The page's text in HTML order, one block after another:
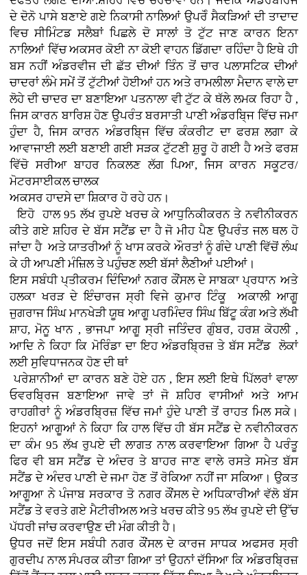
ਦੇ ਦੋਨੋ ਪਾਸੇ ਬਣਾਏ ਗਏ ਨਿਕਾਸੀ ਨਾਲਿਆਂ ਉਪਰੋੰ ਸੈਕੜਿਆਂ ਦੀ ਤਾਦਾਦ
ਵਿਚ ਸੀਮਿੰਟਡ ਸਲੈਬਾਂ ਪਿਛਲੇ ਦੋ ਸਾਲਾਂ ਤੋ ਟੁੱਟ ਜਾਣ ਕਾਰਨ ਇਨਾ
ਨਾਲਿਆਂ ਵਿੱਚ ਅਕਸਰ ਕੋਈ ਨਾ ਕੋਈ ਵਾਹਨ ਡਿੱਗਦਾ ਰਹਿੰਦਾ ਹੈ ਇਥੇ ਹੀ
ਬਸ ਨਹੀਂ ਅੰਡਰਵੀਜ ਦੀ ਛੱਤ ਦੀਆਂ ਤਿੰਨ ਤੋਂ ਚਾਰ ਪਲਾਸਟਿਕ ਦੀਆਂ
ਚਾਦਰਾਂ ਲੰਮੇ ਸਮੇਂ ਤੋਂ ਟੁੱਟੀਆਂ ਹੋਈਆਂ ਹਨ ਅਤੇ ਰਾਮਲੀਲਾ ਮੈਦਾਨ ਵਾਲੇ ਦਾ
ਲੋਹੇ ਦੀ ਚਾਦਰ ਦਾ ਬਣਾਇਆ ਪਤਨਾਲਾ ਵੀ ਟੁੱਟ ਕੇ ਥੱਲੇ ਲਮਕ ਰਿਹਾ ਹੈ ,
ਜਿਸ ਕਾਰਨ ਬਾਰਿਸ਼ ਹੋਣ ਉਪਰੰਤ ਬਰਸਾਤੀ ਪਾਣੀ ਅੰਡਰਬਿ੍ਜ ਵਿੱਚ ਜਮਾ
ਹੁੰਦਾ ਹੈ, ਜਿਸ ਕਾਰਨ ਅੰਡਰਬਿ੍ਜ ਵਿੱਚ ਕੰਕਰੀਟ ਦਾ ਫਰਸ਼ ਲਗਾ ਕੇ
ਆਵਾਜਾਈ ਲਈ ਬਣਾਈ ਗਈ ਸੜਕ ਟੁੱਟਣੀ ਸ਼ੁਰੂ ਹੋ ਗਈ ਹੈ ਅਤੇ ਫਰਸ਼
ਵਿੱਚੋ ਸਰੀਆ ਬਾਹਰ ਨਿਕਲਣ ਲੱਗ ਪਿਆ, ਜਿਸ ਕਾਰਨ ਸਕੂਟਰ/
ਮੋਟਰਸਾਈਕਲ ਚਾਲਕ
ਅਕਸਰ ਹਾਦਸੇ ਦਾ ਸ਼ਿਕਾਰ ਹੋ ਰਹੇ ਹਨ।
ਇਹੋ ਹਾਲ 95 ਲੱਖ ਰੁਪਏ ਖਰਚ ਕੇ ਆਧੁਨਿਕੀਕਰਨ ਤੇ ਨਵੀਨੀਕਰਨ
ਕੀਤੇ ਗਏ ਸ਼ਹਿਰ ਦੇ ਬੱਸ ਸਟੈਂਡ ਦਾ ਹੈ ਜੋ ਮੀਹ ਪੈਣ ਉਪਰੰਤ ਜਲ ਥਲ ਹੋ
ਜਾਂਦਾ ਹੈ ਅਤੇ ਯਾਤਰੀਆਂ ਨੂੰ ਖਾਸ ਕਰਕੇ ਔਰਤਾਂ ਨੂੰ ਗੰਦੇ ਪਾਣੀ ਵਿੱਚੋਂ ਲੰਘ
ਕੇ ਹੀ ਆਪਣੀ ਮੰਜ਼ਿਲ ਤੇ ਪਹੁੰਚਣ ਲਈ ਬੱਸਾਂ ਲੈਣੀਆਂ ਪਈਆਂ।
ਇਸ ਸਬੰਧੀ ਪ੍ਤੀਕਰਮ ਦਿੰਦਿਆਂ ਨਗਰ ਕੌਂਸਲ ਦੇ ਸਾਬਕਾ ਪ੍ਰਧਾਨ ਅਤੇ
ਹਲਕਾ ਖਰੜ ਦੇ ਇੰਚਾਰਜ ਸ੍ਰੀ ਵਿਜੇ ਕੁਮਾਰ ਟਿੰਕੂ ਅਕਾਲੀ ਆਗੂ
ਜੁਗਰਾਜ ਸਿੰਘ ਮਾਨਖੇੜੀ ਯੂਥ ਆਗੂ ਪਰਮਿੰਦਰ ਸਿੰਘ ਬਿੱਟੂ ਕੰਗ ਅਤੇ ਲੱਖੀ
ਸ਼ਾਹ, ਮੋਨੂ ਖਾਨ , ਭਾਜਪਾ ਆਗੂ ਸ੍ਰੀ ਜਤਿੰਦਰ ਗੁੰਬਰ, ਹਰਸ਼ ਕੋਹਲੀ ,
ਆਦਿ ਨੇ ਕਿਹਾ ਕਿ ਮੋਰਿੰਡਾ ਦਾ ਇਹ ਅੰਡਰਬ੍ਰਿਜ਼ ਤੇ ਬੱਸ ਸਟੈਂਡ ਲੋਕਾਂ
ਲਈ ਸੁਵਿਧਾਜਨਕ ਹੋਣ ਦੀ ਥਾਂ
ਪਰੇਸ਼ਾਨੀਆਂ ਦਾ ਕਾਰਨ ਬਣੇ ਹੋਏ ਹਨ , ਇਸ ਲਈ ਇਥੇ ਪਿੱਲਰਾਂ ਵਾਲਾ
ਓਵਰਬ੍ਰਿਜ ਬਣਾਇਆ ਜਾਵੇ ਤਾਂ ਜੋ ਸ਼ਹਿਰ ਵਾਸੀਆਂ ਅਤੇ ਆਮ
ਰਾਹਗੀਰਾਂ ਨੂੰ ਅੰਡਰਬ੍ਰਿਜ਼ ਵਿੱਚ ਜਮਾਂ ਹੁੰਦੇ ਪਾਣੀ ਤੋਂ ਰਾਹਤ ਮਿਲ ਸਕੇ।
ਇਹਨਾਂ ਆਗੂਆਂ ਨੇ ਕਿਹਾ ਕਿ ਹਾਲ ਵਿੱਚ ਹੀ ਬੱਸ ਸਟੈਂਡ ਦੇ ਨਵੀਨੀਕਰਨ
ਦਾ ਕੰਮ 95 ਲੱਖ ਰੁਪਏ ਦੀ ਲਾਗਤ ਨਾਲ ਕਰਵਾਇਆ ਗਿਆ ਹੈ ਪਰੰਤੂ
ਫਿਰ ਵੀ ਬਸ ਸਟੈਂਡ ਦੇ ਅੰਦਰ ਤੇ ਬਾਹਰ ਜਾਣ ਵਾਲੇ ਰਸਤੇ ਸਮੇਤ ਬੱਸ
ਸਟੈਂਡ ਦੇ ਅੰਦਰ ਪਾਣੀ ਦੇ ਜਮਾ ਹੋਣ ਤੋਂ ਰੋਕਿਆ ਨਹੀਂ ਜਾ ਸਕਿਆ। ਉਕਤ
ਆਗੂਆ ਨੇਪੰਜਾਬ ਸਰਕਾਰ ਤੋ ਨਗਰ ਕੌਂਸਲ ਦੇ ਅਧਿਕਾਰੀਆਂ ਵੱਲੋਬੱਸ
ਸਟੈਂਡ ਤੇ ਵਰਤੇ ਗਏ ਮੈਟੀਰੀਅਲ ਅਤੇ ਖਰਚ ਕੀਤੇ 95 ਲੱਖ ਰੁਪਏ ਦੀ ਉੱਚ
ਪੱਧਰੀ ਜਾਂਚ ਕਰਵਾਉਣ ਦੀ ਮੰਗ ਕੀਤੀ ਹੈ।
ਉਧਰ ਜਦੋਂ ਇਸ ਸਬੰਧੀ ਨਗਰ ਕੌਂਸਲ ਦੇ ਕਾਰਜ ਸਾਧਕ ਅਫਸਰ ਸ੍ਰੀ
ਗੁਰਦੀਪ ਨਾਲ ਸੰਪਰਕ ਕੀਤਾ ਗਿਆ ਤਾਂ ਉਹਨਾਂ ਦੱਸਿਆ ਕਿ ਅੰਡਰਬ੍ਰਿਜ਼